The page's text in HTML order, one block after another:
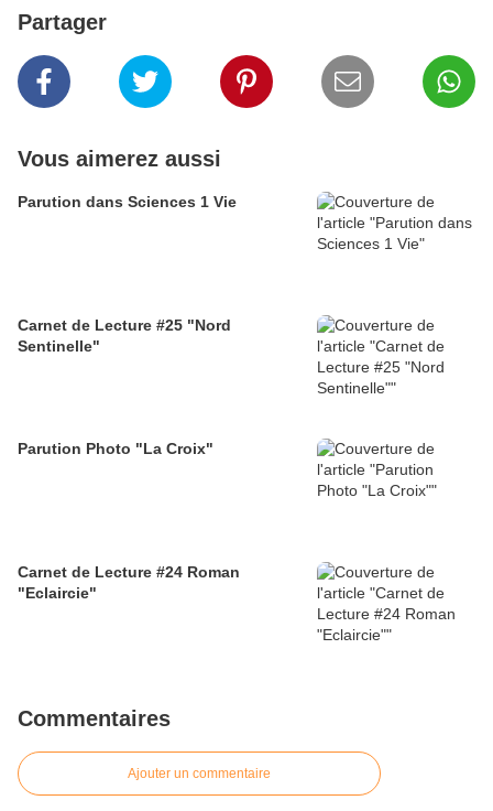
Partager
Vous aimerez aussi
Parution dans Sciences 1 Vie
Carnet de Lecture #25 "Nord
Sentinelle"
Parution Photo "La Croix"
Carnet de Lecture #24 Roman
"Eclaircie"
Commentaires
Ajouter un commentaire